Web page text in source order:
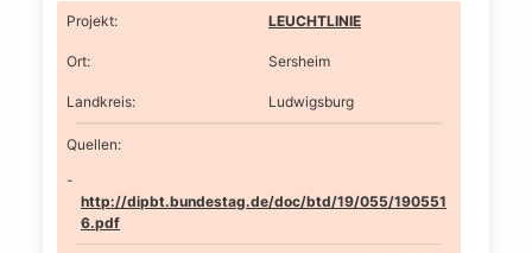
Projekt: LEUCHTLINIE
Ort: Sersheim
Landkreis: Ludwigsburg
Quellen:
http://dipbt.bundestag.de/doc/btd/19/055/190551
6.pdf